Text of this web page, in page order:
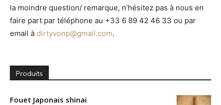
la moindre question/ remarque, n’hésitez pas à nous en
faire part par téléphone au +33 6 89 42 46 33 ou par
email à dirtyvonp@gmail.com.
Produits
Fouet Japonais shinai